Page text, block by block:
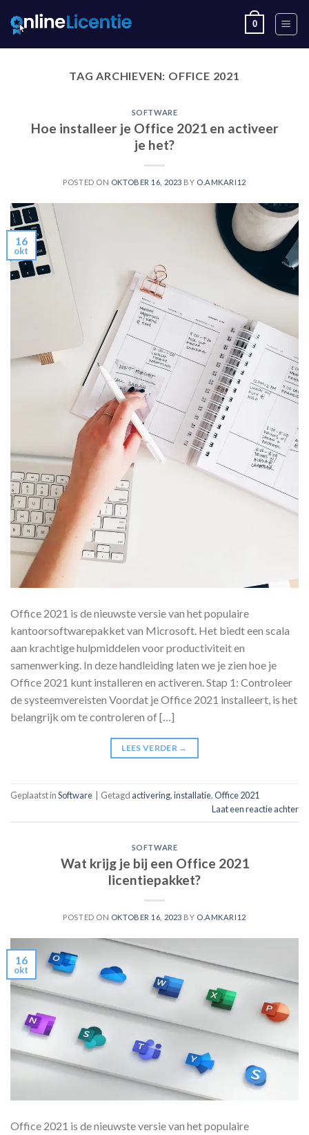
0
TAG ARCHIEVEN: OFFICE 2021
SOFTWARE
Hoe installeer je Office 2021 en activeer
je het?
POSTED ON OKTOBER 16, 2023 BY O.AMKARI12
16
okt
Office 2021 is de nieuwste versie van het populaire
kantoorsoftwarepakket van Microsoft. Het biedt een scala
aan krachtige hulpmiddelen voor productiviteit en
samenwerking. In deze handleiding laten we je zien hoe je
Office 2021 kunt installeren en activeren. Stap 1: Controleer
de systeemvereisten Voordat je Office 2021 installeert, is het
belangrijk om te controleren of […]
LEES VERDER →
Geplaatst inSoftware Getagd activering,installatie,Office 2021
Laat een reactie achter
SOFTWARE
Wat krijg je bij een Office 2021
licentiepakket?
POSTED ON OKTOBER 16, 2023 BY O.AMKARI12
16
okt
Office 2021 is de nieuwste versie van het populaire